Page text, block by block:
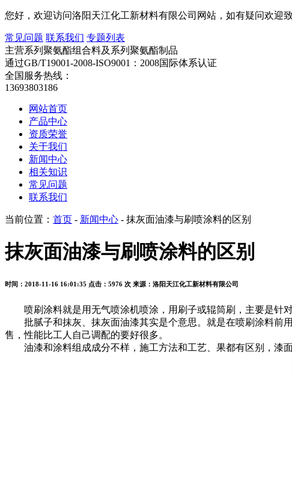
您好，欢迎访问洛阳天江化工新材料有限公司网站，如有疑问欢迎
常见问题 联系我们 专题列表
主营系列聚氨酯组合料及系列聚氨酯制品
通过GB/T19001-2008-ISO9001：2008国际体系认证
全国服务热线：
13693803186
网站首页
产品中心
资质荣誉
关于我们
新闻中心
相关知识
常见问题
联系我们
当前位置： 首页 - 新闻中心 - 抹灰面油漆与刷喷涂料的区别
抹灰面油漆与刷喷涂料的区别
时间：2018-11-16 16:01:35 点击：5976 次 来源：洛阳天江化工新材料有限公司
喷刷涂料就是用无气喷涂机喷涂，用刷子或辊筒刷，主要是针对
批腻子和抹灰、抹灰面油漆其实是个意思。就是在喷刷涂料前用
售，性能比工人自己调配的要好很多。
油漆和涂料组成成分不样，施工方法和工艺、果都有区别，漆面